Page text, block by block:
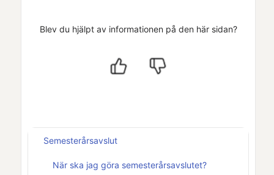
Blev du hjälpt av informationen på den här sidan?
Semesterårsavslut
När ska jag göra semesterårsavslutet?